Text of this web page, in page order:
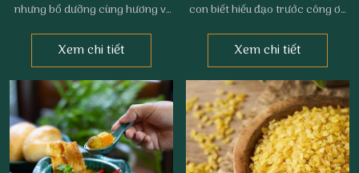
nhưng bổ dưỡng cùng hương vị
sung vào thực đơn món chay
của bạn.
Xem chi tiết
con biết hiếu đạo trước công ơn
mẹ. Bên cạnh đó, trong mâm
cơm cúng tổ tiên trong ngày
này chúng ta cũng cần phải
chuẩn bị chu đáo. Và đây cũng
là thời gian để cha mẹ cùng
đoàn con cái xa gần đoàn tụ
sum vầy trong ngày lễ là món
quà quý giá nhất dành tặng cha
mẹ.
Xem chi tiết